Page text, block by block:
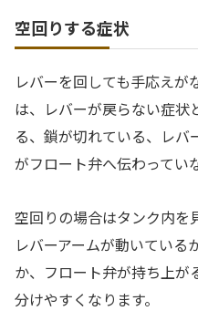
空回りする症状
レバーを回しても手応え
は、レバーが戻らない症状
る、鎖が切れている、レバ
がフロート弁へ伝わってい
空回りの場合はタンク内を
レバーアームが動いている
か、フロート弁が持ち上が
分けやすくなります。